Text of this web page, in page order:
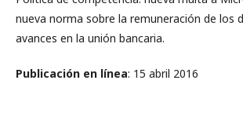
nueva norma sobre la remuneración de los
avances en la unión bancaria.
Publicación en línea: 15 abril 2016